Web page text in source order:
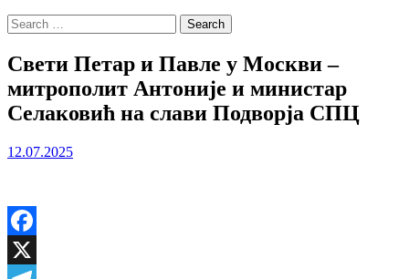
Search
for:
Свети Петар и Павле у Москви –
митрополит Антоније и министар
Селаковић на слави Подворја СПЦ
12.07.2025
Facebook